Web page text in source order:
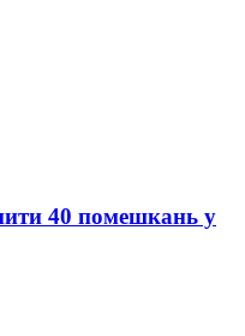
40 помешкань у